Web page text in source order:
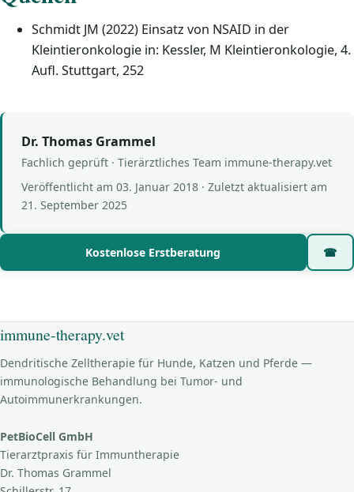
Schmidt JM (2022) Einsatz von NSAID in der
Kleintieronkologie in: Kessler, M Kleintieronkologie, 4.
Aufl. Stuttgart, 252
Dr. Thomas Grammel
Fachlich geprüft · Tierärztliches Team immune-therapy.vet
Veröffentlicht am 03. Januar 2018 · Zuletzt aktualisiert am
21. September 2025
Kostenlose Erstberatung ☎
immune-therapy.vet
Dendritische Zelltherapie für Hunde, Katzen und Pferde —
immunologische Behandlung bei Tumor- und
Autoimmunerkrankungen.
PetBioCell GmbH
Tierarztpraxis für Immuntherapie
Dr. Thomas Grammel